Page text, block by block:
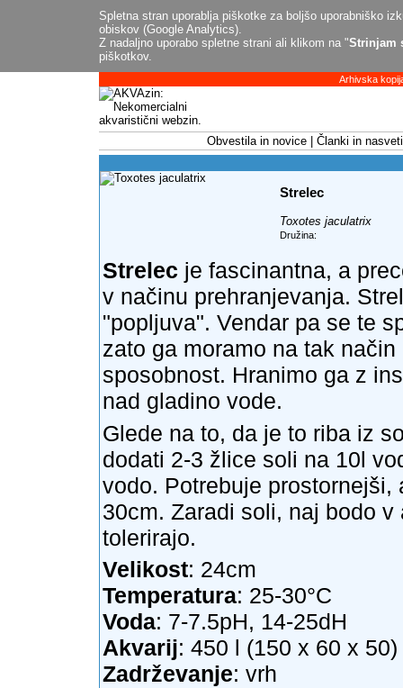
Spletna stran uporablja piškotke za boljšo uporabniško
obiskov (Google Analytics).
Z nadaljno uporabo spletne strani ali klikom na "Strinjam
piškotkov.
Arhivska
Obvestila in novice Članki in nasveti
Strelec
Toxotes jaculatrix
Družina:
Strelec je fascinantna, a
v načinu prehranjevanja.
"popljuva". Vendar pa se te
zato ga moramo na tak
sposobnost. Hranimo ga z
nad gladino vode.
Glede na to, da je to riba iz
dodati 2-3 žlice soli na 10l
vodo. Potrebuje
30cm. Zaradi soli, naj bodo
tolerirajo.
Velikost: 24cm
Temperatura: 25-30°C
Voda: 7-7.5pH, 14-25dH
Akvarij: 450 l (150 x 60 x 50)
Zadrževanje: vrh